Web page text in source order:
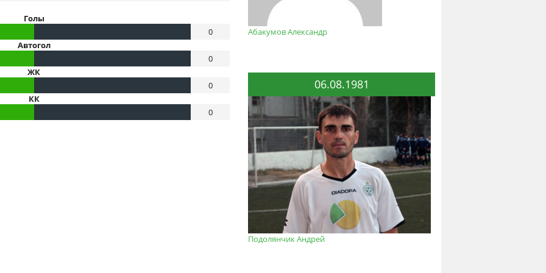
Голы
0
Автогол
0
ЖК
0
КК
0
Абакумов Александр
06.08.1981
Подолянчик Андрей